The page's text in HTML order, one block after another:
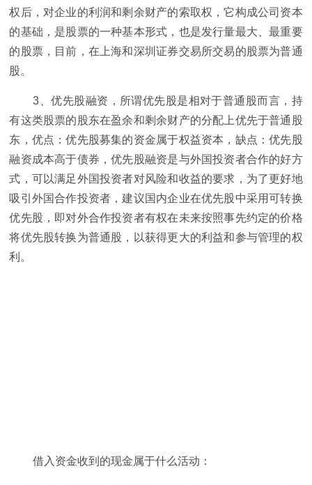
权后，对企业的利润和剩余财产的索取权，它构成公司资本
的基础，是股票的一种基本形式，也是发行量最大、最重要
的股票，目前，在上海和深圳证券交易所交易的股票为普通
股。
3、优先股融资，所谓优先股是相对于普通股而言，持
有这类股票的股东在盈余和剩余财产的分配上优先于普通股
东，优点：优先股募集的资金属于权益资本，缺点：优先股
融资成本高于债券，优先股融资是与外国投资者合作的好方
式，可以满足外国投资者对风险和收益的要求，为了更好地
吸引外国合作投资者，建议国内企业在优先股中采用可转换
优先股，即对外合作投资者有权在未来按照事先约定的价格
将优先股转换为普通股，以获得更大的利益和参与管理的权
利。
借入资金收到的现金属于什么活动：